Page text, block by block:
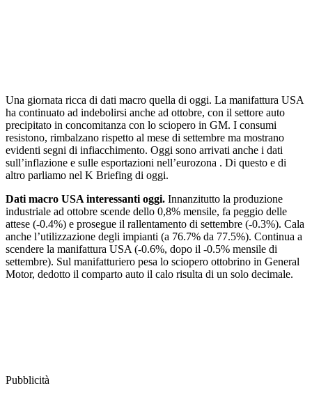
Una giornata ricca di dati macro quella di oggi. La manifattura USA
ha continuato ad indebolirsi anche ad ottobre, con il settore auto
precipitato in concomitanza con lo sciopero in GM. I consumi
resistono, rimbalzano rispetto al mese di settembre ma mostrano
evidenti segni di infiacchimento. Oggi sono arrivati anche i dati
sull’inflazione e sulle esportazioni nell’eurozona . Di questo e di
altro parliamo nel K Briefing di oggi.
Dati macro USA interessanti oggi. Innanzitutto la produzione
industriale ad ottobre scende dello 0,8% mensile, fa peggio delle
attese (-0.4%) e prosegue il rallentamento di settembre (-0.3%). Cala
anche l’utilizzazione degli impianti (a 76.7% da 77.5%). Continua a
scendere la manifattura USA (-0.6%, dopo il -0.5% mensile di
settembre). Sul manifatturiero pesa lo sciopero ottobrino in General
Motor, dedotto il comparto auto il calo risulta di un solo decimale.
Pubblicità